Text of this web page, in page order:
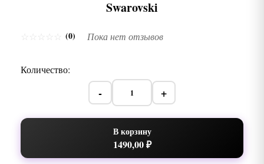
Swarovski
(0) Пока нет отзывов
Количество:
- +
В корзину
1490,00 ₽